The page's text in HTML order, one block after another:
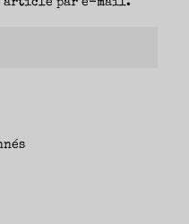
article par e-mail.